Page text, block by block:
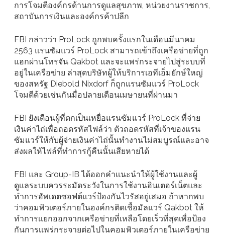
การโจมตีองค์กรด้านการดูแลสุขภาพ, หน่วยงานราชการ,
สถาบันการเงินและองค์กรค้าปลีก
FBI กล่าวว่า ProLock ถูกพบครั้งเเรกในเดือนมีนาคม
2563 แรนซัมแวร์ ProLock สามารถเข้าถึงเครือข่ายที่ถูก
แฮกผ่านโทรจัน Qakbot และจะแพร่กระจายไปสู่ระบบที่
อยู่ในเครือข่าย ล่าสุดบริษัทผู้ให้บริการเอทีเอ็มยักษ์ใหญ่
ของสหรัฐ Diebold Nixdorf ก็ถูกแรนซัมแวร์ ProLock
โจมตีด้วยเช่นกันมื่อปลายเดือนเมษายนที่ผ่านมา
FBI ยังเตือนผู้ที่ตกเป็นเหยื่อแรนซัมแวร์ ProLock ที่จ่าย
เงินค่าไถ่เพื่อถอดรหัสไฟล์ว่า ตัวถอดรหัสที่เจ้าของแรน
ซัมแวร์ให้กับผู้จ่ายเงินค่าไถ่นั้นทำงานไม่สมบูรณ์และอาจ
ส่งผลให้ไฟล์ที่ทำการกู้คืนนั้นเสียหายได้
FBI และ Group-IB ได้ออกคำเเนะนำให้ผู้ใช้งานและผู้
ดูเเลระบบควรระมัดระวังในการใช้งานอินเตอร์เน็ตและ
ทำการอัพเดตซอฟต์แวร์ป้องกันไวรัสอยู่เสมอ ถ้าหากพบ
ว่าคอมพิวเตอร์ภายในองค์กรติดเชื้อมัลแวร์ Qakbot ให้
ทำการเเยกออกจากเครือข่ายที่เหลือโดยเร็วที่สุดเพื่อป้อง
กันการเเพร่กระจายต่อไปในคอมพิวเตอร์ภายในเครือข่าย